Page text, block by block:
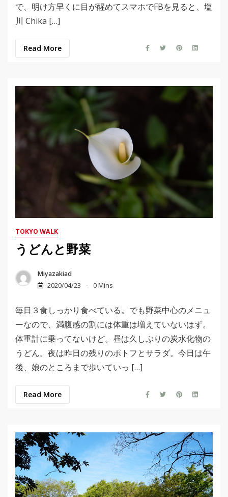
で、明け方早くに目が醒めてスマホでFBを見ると、塩
川 Chika […]
Read More
TOKYO WALK
うどんと野菜
Miyazakiad
2020/04/23
0 Mins
毎日３食しっかり食べている。でも野菜中心のメニュ
ーなので、満腹感の割には体重は増えていないはず。
体重計に乗ってないけど。昼は久しぶりの炭水化物の
うどん。夜は昨日の残りのポトフとサラダ。今日は午
後、娘のところまで歩いていっ […]
Read More